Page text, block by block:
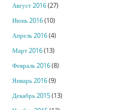
Август 2016(27)
Июнь 2016(10)
Апрель 2016(4)
Март 2016(13)
Февраль 2016(8)
Январь 2016(9)
Декабрь 2015(13)